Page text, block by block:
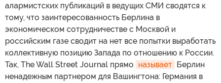
алармистских публикаций в ведущих СМИ сводятся к
тому, что заинтересованность Берлина в
экономическом сотрудничестве с Москвой и
российским газе сводит на нет все попытки выработать
коллективную позицию Запада по отношению к России.
Так, The Wall Street Journal прямо называет Берлин
ненадежным партнером для Вашингтона: Германия в